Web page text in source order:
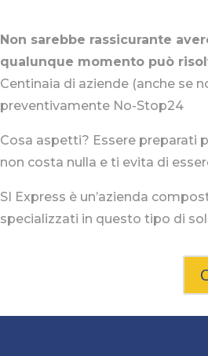
Non sarebbe rassicurante
qualunque momento può
Centinaia di aziende (anche se
preventivamente No-Stop24
Cosa aspetti? Essere preparati
non costa nulla e ti evita di
SI Express è un’azienda
specializzati in questo tipo di